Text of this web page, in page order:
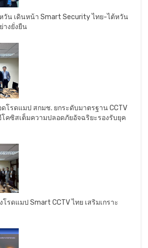
หวัน เดินหน้า Smart Security ไทย-ไต้หวัน
างยั่งยืน
ดโรดแมป สกมช. ยกระดับมาตรฐาน CCTV
คซิสเต็มความปลอดภัยอัจฉริยะรองรับยุค
โรดแมป Smart CCTV ไทย เสริมเกราะ